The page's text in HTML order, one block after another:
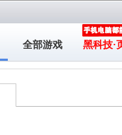
全部游戏 黑科技·